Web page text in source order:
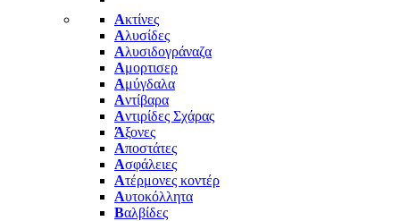
Ακτίνες
Αλυσίδες
Αλυσιδογράναζα
Αμορτισερ
Αμύγδαλα
Αντίβαρα
Αντιρίδες Σχάρας
Άξονες
Αποστάτες
Ασφάλειες
Ατέρμονες κοντέρ
Αυτοκόλλητα
Βαλβίδες